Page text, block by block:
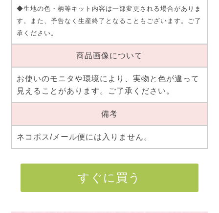
◆生地の色・柄等キット内容は一部変更される場合がありま
す。また、予告なく生産終了となることもございます。ご了
承ください。
商品画像について
お使いのモニタや環境により、実物と色が違って
見えることがあります。ご了承ください。
備考
ネコポス/メール便には入りません。
すぐに買う